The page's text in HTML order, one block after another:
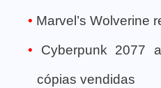
Marvel’s Wolverine
Cyberpunk 2077
cópias vendidas